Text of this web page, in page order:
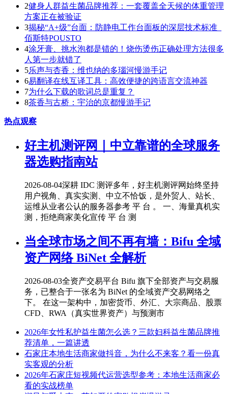
2健身人群益生菌品牌推荐：一套覆盖全天候的体重管理
方案正在被验证
3揭秘“A+级”台面：防静电工作台面板的深层技术标准_
佰斯特POUSTO
4涂牙膏、挑水泡都是错的！烧伤烫伤正确处理方法很多
人第一步就错了
5乐声与杏香：维也纳的多瑙河慢游手记
6易翻译在线互译工具：高效便捷的跨语言交流神器
7为什么下载的歌词总是重复？
8茶香与古桥：宇治的京都慢游手记
热点观察
好主机测评网｜中立靠谱的全球服务
器选购指南站
2026-08-04深耕 IDC 测评多年，好主机测评网始终坚持
用户视角、真实实测、中立不恰饭，是外贸人、站长、
运维从业者公认的服务器参考 平 台 。 一、海量真机实
测，拒绝商家美化宣传 平 台 测
当全球市场之间不再有墙：Bifu 全域
资产网络 BiNet 全解析
2026-08-03全资产交易平台 Bifu 旗下全部资产与交易服
务，已整合于一张名为 BiNet 的全域资产交易网络之
下。 在这一架构中，加密货币、外汇、大宗商品、股票
CFD、RWA（真实世界资产）与预测市
2026年女性私护益生菌怎么选？三款妇科益生菌品牌推
荐清单，一篇讲透
石家庄本地生活商家做抖音，为什么不来客？看一份真
实客观的分析
2026年石家庄短视频代运营选型参考：本地生活商家必
看的实战榜单